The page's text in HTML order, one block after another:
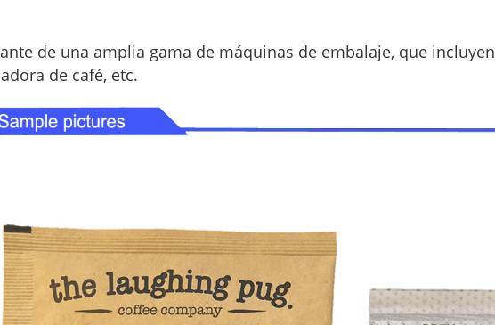
de una amplia gama de máquinas de embalaje, que incluyen
de café, etc.